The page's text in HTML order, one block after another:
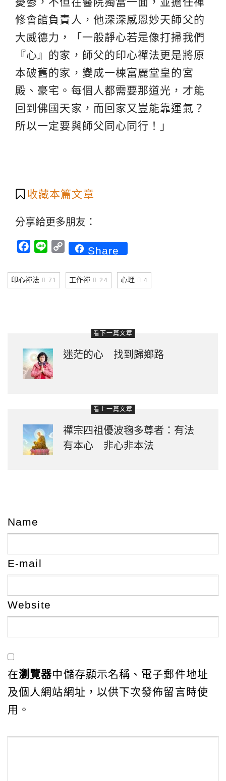
修會館負責人，他深深感恩妙天師父的
大威德力，「一般靜心若是像打掃我們
『心』的家，師父的印心禪法更是將原
本破舊的家，變成一棟富麗堂皇的宮
殿、豪宅。每個人都需要那道光，才能
回到佛國天家，而回家又豈能靠運氣？
所以一定要與師父同心同行！」
收藏本篇文章
分享給更多朋友：
Facebook
Line CopyShare
印心禪法 71 工作禪 24 心理 4
看下一篇文章
迷茫的心 找到歸鄉路
看上一篇文章
禪宗四祖優波毱多尊者：有法
有本心 非心非本法
Name
E-mail
Website
在瀏覽器中儲存顯示名稱、電子郵件地址
及個人網站網址，以供下次發佈留言時使
用。